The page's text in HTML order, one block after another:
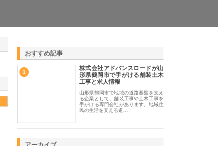
おすすめ記事
1
株式会社アドバンスロードが山
形県鶴岡市で手がける舗装土木
工事と求人情報
山形県鶴岡市で地域の道路基盤を支え
る企業として、舗装工事や土木工事を
手がける専門会社があります。地域住
民の生活を支える道…